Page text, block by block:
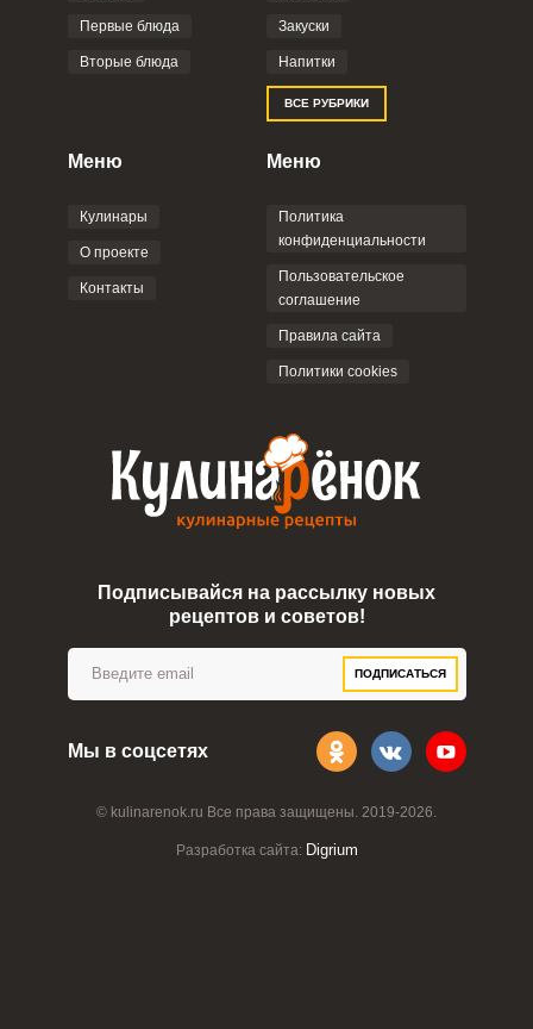
Фото до 4 шт, до 5 mb
Отправляя эту форму, вы соглашаетесь с
Политикой
Пользовательским
соглашением
© kulinarenok.ru Все права защищены. 2019-2026.
Разработка сайта: Digrium
Первые блюда
Вторые блюда
Закуски
Напитки
ВСЕ РУБРИКИ
Меню
Кулинары
О проекте
Контакты
Меню
Политика
конфиденциальности
Пользовательское
соглашение
Правила сайта
Политики cookies
Подписывайся на рассылку новых
рецептов и советов!
ПОДПИСАТЬСЯ
Мы в соцсетях